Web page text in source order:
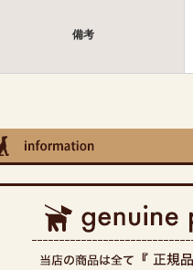
備考